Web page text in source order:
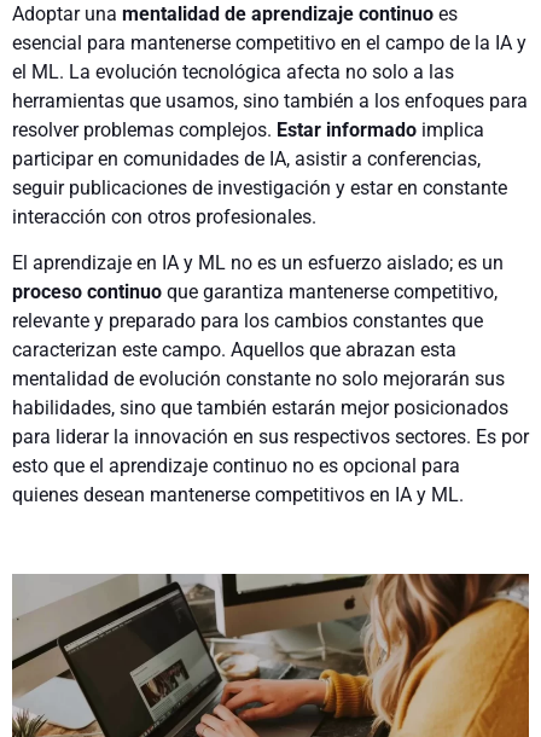
Adoptar una mentalidad de aprendizaje continuo es
esencial para mantenerse competitivo en el campo de la IA y
el ML. La evolución tecnológica afecta no solo a las
herramientas que usamos, sino también a los enfoques para
resolver problemas complejos. Estar informado implica
participar en comunidades de IA, asistir a conferencias,
seguir publicaciones de investigación y estar en constante
interacción con otros profesionales.
El aprendizaje en IA y ML no es un esfuerzo aislado; es un
proceso continuo que garantiza mantenerse competitivo,
relevante y preparado para los cambios constantes que
caracterizan este campo. Aquellos que abrazan esta
mentalidad de evolución constante no solo mejorarán sus
habilidades, sino que también estarán mejor posicionados
para liderar la innovación en sus respectivos sectores. Es por
esto que el aprendizaje continuo no es opcional para
quienes desean mantenerse competitivos en IA y ML.